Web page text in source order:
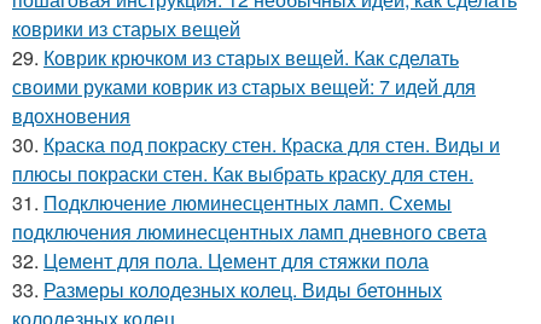
коврики из старых вещей
29. Коврик крючком из старых вещей. Как сделать
своими руками коврик из старых вещей: 7 идей для
вдохновения
30. Краска под покраску стен. Краска для стен. Виды и
плюсы покраски стен. Как выбрать краску для стен.
31. Подключение люминесцентных ламп. Схемы
подключения люминесцентных ламп дневного света
32. Цемент для пола. Цемент для стяжки пола
33. Размеры колодезных колец. Виды бетонных
колодезных колец